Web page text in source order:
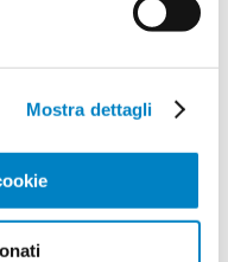
Mostra dettagli